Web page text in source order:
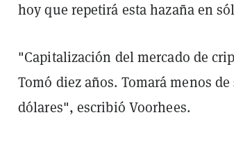
hoy que repetirá esta hazaña en
"Capitalización del mercado de
Tomó diez años. Tomará menos
dólares", escribió Voorhees.